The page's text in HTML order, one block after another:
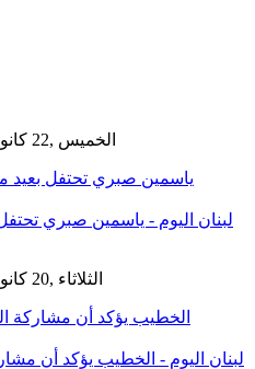
GMT 18:37 2026 الخميس ,22 كانون الثاني / يناير
ياسمين صبري تحتفل بعيد
GMT 16:21 2026 الثلاثاء ,20 كانون الثاني / يناير
الخطيب يؤكد أن مشاركة